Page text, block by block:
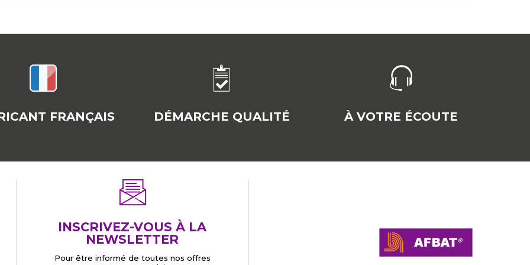
FRANÇAIS DÉMARCHE QUALITÉ À VOTRE ÉCOUTE
INSCRIVEZ-VOUS À LA
NEWSLETTER
Pour être informé de toutes nos offres